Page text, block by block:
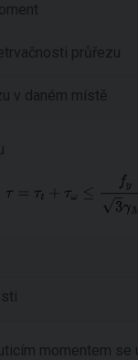
průřezu
v daném místě
momentem